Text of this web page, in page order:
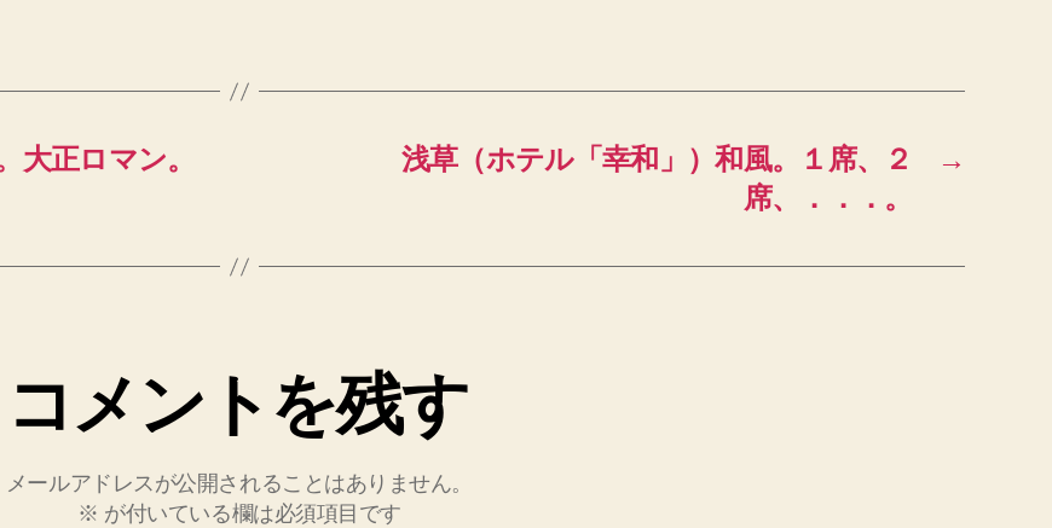
大正ロマン。 →
浅草（ホテル「幸和」）和風。１席、２
席、．．．。
コメントを残す
メールアドレスが公開されることはありません。
※ が付いている欄は必須項目です